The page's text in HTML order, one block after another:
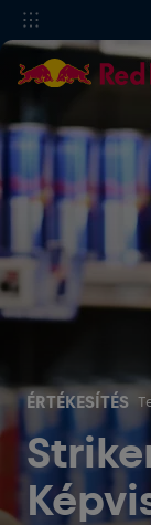
ÉRTÉKESÍTÉS